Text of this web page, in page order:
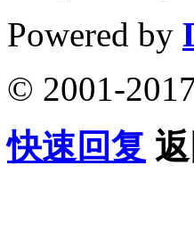
Powered by
© 2001-
快速回复